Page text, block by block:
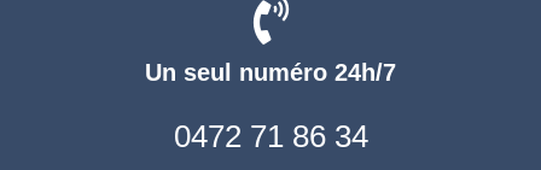
Un seul numéro 24h/7
0472 71 86 34